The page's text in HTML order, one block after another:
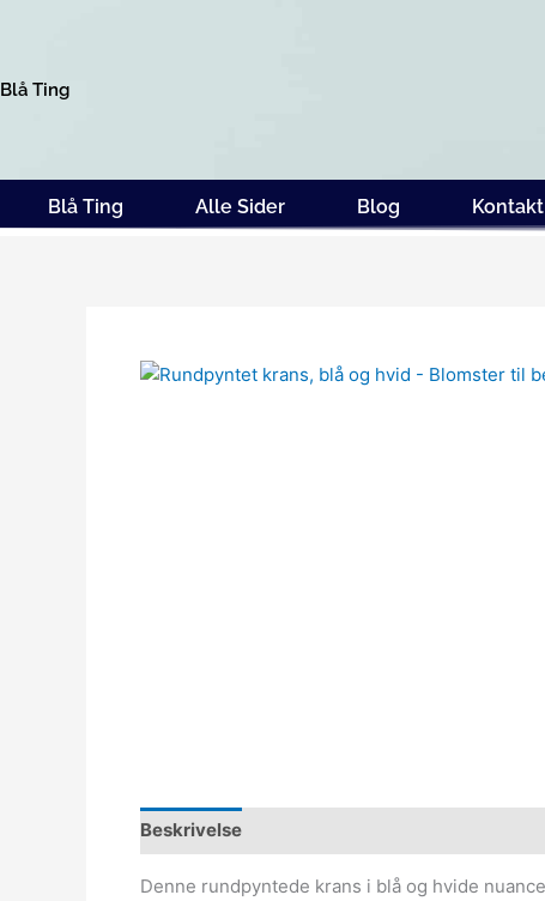
Blå Ting
Blå Ting Alle Sider Blog Kontakt
Beskrivelse
Denne rundpyntede krans i blå og hvide